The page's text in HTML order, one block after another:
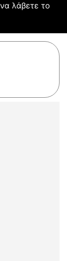
λάβετε το